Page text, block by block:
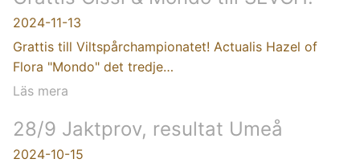
2024-11-13
Grattis till Viltspårchampionatet! Actualis Hazel of
Flora "Mondo" det tredje…
Läs mera
28/9 Jaktprov, resultat Umeå
2024-10-15